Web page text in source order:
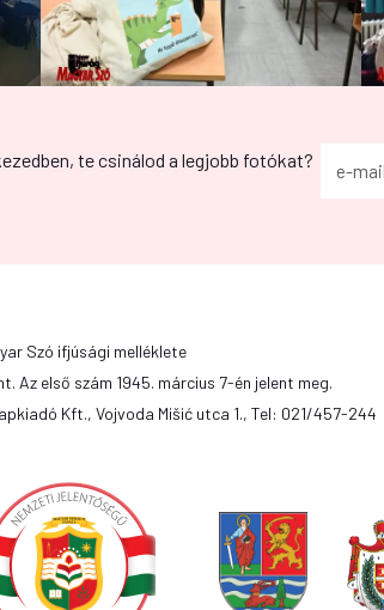
te csinálod a legjobb fotókat?
Szó ifjúsági melléklete
Az első szám 1945. március 7-én jelent meg.
Kft., Vojvoda Mišić utca 1., Tel: 021/457-244